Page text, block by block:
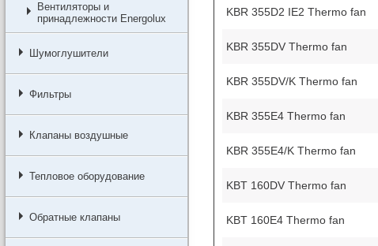
Вентиляторы и
принадлежности Energolux
Шумоглушители
Фильтры
Клапаны воздушные
Тепловое оборудование
Обратные клапаны
KBR 355D2 IE2 Thermo fan
KBR 355DV Thermo fan
KBR 355DV/K Thermo fan
KBR 355E4 Thermo fan
KBR 355E4/K Thermo fan
KBT 160DV Thermo fan
KBT 160E4 Thermo fan